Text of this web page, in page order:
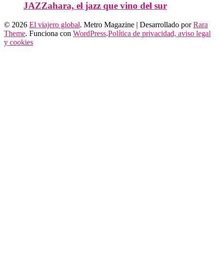
JAZZahara, el jazz que vino del sur
© 2026 El viajero global. Metro Magazine | Desarrollado porRara
Theme. Funciona con WordPress.Política de privacidad, aviso legal
y cookies